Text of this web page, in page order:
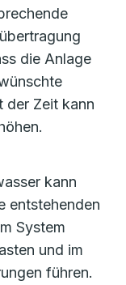
die Anlage
der Zeit kann
kann
entstehenden
System
und im
führen.